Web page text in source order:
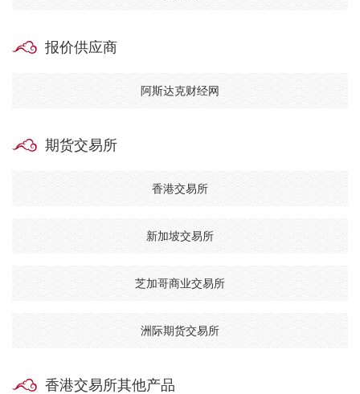
报价供应商
阿斯达克财经网
期货交易所
香港交易所
新加坡交易所
芝加哥商业交易所
洲际期货交易所
香港交易所其他产品